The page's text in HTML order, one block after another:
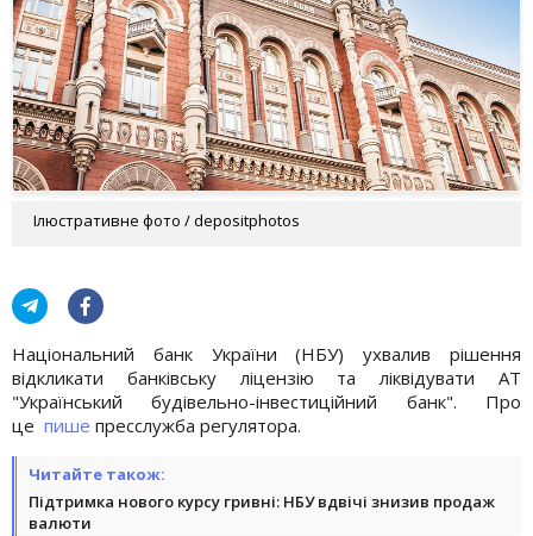
Ілюстративне фото / depositphotos
Національний банк України (НБУ) ухвалив рішення
відкликати банківську ліцензію та ліквідувати АТ
"Український будівельно-інвестиційний банк". Про
це пише пресслужба регулятора.
Читайте також:
Підтримка нового курсу гривні: НБУ вдвічі знизив продаж
валюти